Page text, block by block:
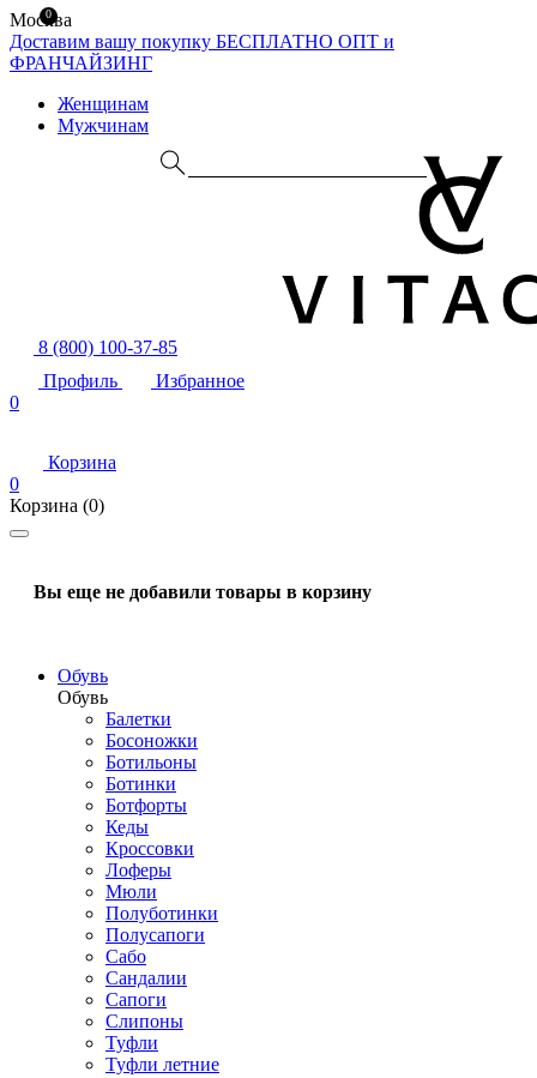
Москва
Доставим вашу покупку БЕСПЛАТНО ОПТ и
ФРАНЧАЙЗИНГ
Женщинам
Мужчинам
8 (800) 100-37-85
Профиль
Избранное
0
Корзина
0
Корзина (0)
Вы еще не добавили товары в корзину
Обувь
Обувь
Балетки
Босоножки
Ботильоны
Ботинки
Ботфорты
Кеды
Кроссовки
Лоферы
Мюли
Полуботинки
Полусапоги
Сабо
Сандалии
Сапоги
Слипоны
Туфли
Туфли летние
0